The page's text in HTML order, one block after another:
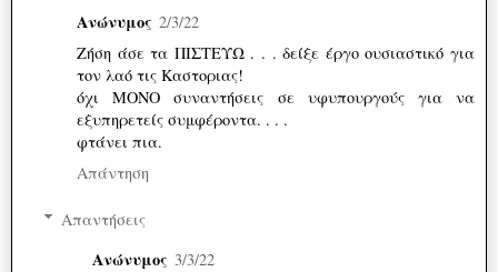
Ανώνυμος 2/3/22
Ζήση άσε τα ΠΙΣΤΕΥΩ . . . δείξε έργο ουσιαστικό για
τον λαό τις Καστοριας!
όχι ΜΟΝΟ συναντήσεις σε υφυπουργούς για να
εξυπηρετείς συμφέροντα. . . .
φτάνει πια.
Απάντηση
Απαντήσεις
Ανώνυμος 3/3/22